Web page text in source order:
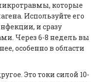
которые
Используйте его
и сразу
Через 6-8 недель вы
особенно в области
Это токи силой 10-